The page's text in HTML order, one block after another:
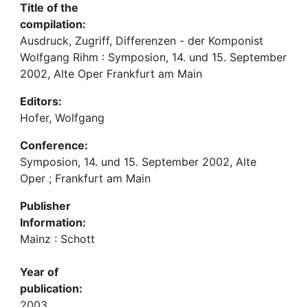
Title of the
compilation:
Ausdruck, Zugriff, Differenzen - der Komponist
Wolfgang Rihm : Symposion, 14. und 15. September
2002, Alte Oper Frankfurt am Main
Editors:
Hofer, Wolfgang
Conference:
Symposion, 14. und 15. September 2002, Alte
Oper ; Frankfurt am Main
Publisher
Information:
Mainz : Schott
Year of
publication: